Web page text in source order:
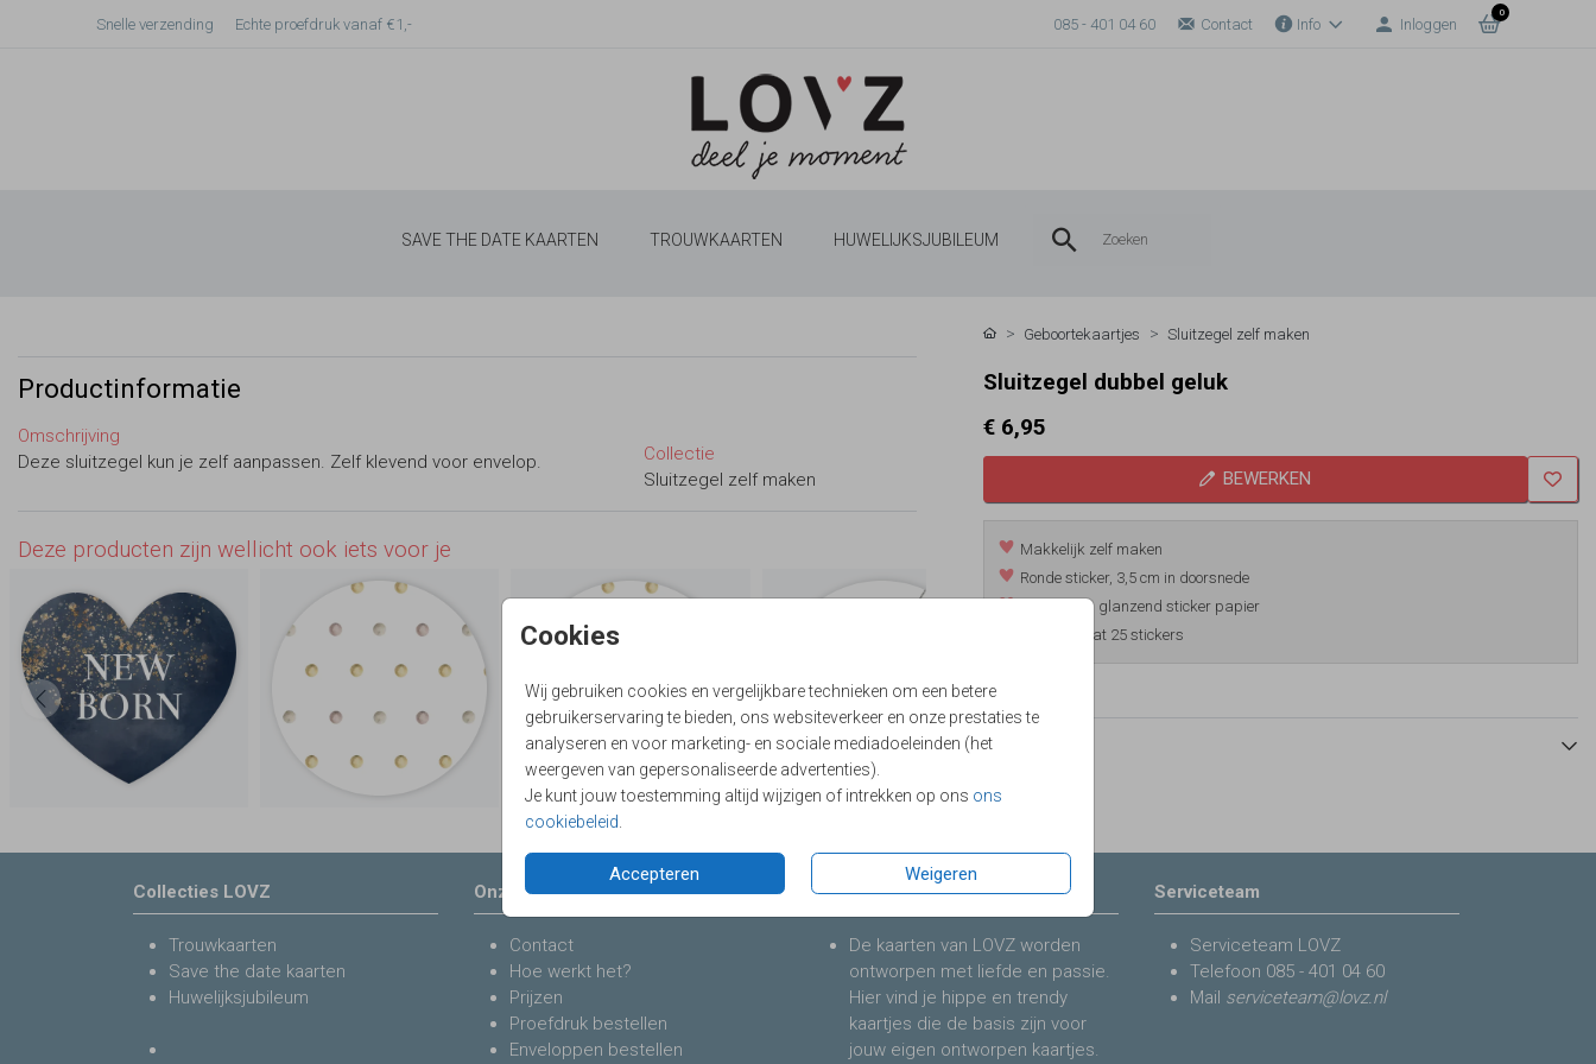
Snelle verzending Echte proefdruk vanaf €1,- 085 - 401 04 60 Contact Info Inloggen
0
SAVE THE DATE KAARTEN TROUWKAARTEN HUWELIJKSJUBILEUM
Cookies
Wij gebruiken cookies en vergelijkbare technieken om een betere
gebruikerservaring te bieden, ons websiteverkeer en onze prestaties te
analyseren en voor marketing- en sociale mediadoeleinden (het
weergeven van gepersonaliseerde advertenties).
Je kunt jouw toestemming altijd wijzigen of intrekken op ons ons
cookiebeleid
Accepteren Weigeren
Productinformatie
Omschrijving
Deze sluitzegel kun je zelf aanpassen. Zelf klevend voor envelop.
Collectie
Sluitzegel zelf maken
Deze producten zijn wellicht ook iets voor je
Geboortekaartjes Sluitzegel zelf maken
Sluitzegel dubbel geluk
€ 6,95
BEWERKEN
Makkelijk zelf maken
Ronde sticker, 3,5 cm in doorsnede
Gedrukt op glanzend sticker papier
Een vel bevat 25 stickers
Prijzen
Collecties LOVZ
Trouwkaarten
Save the date kaarten
Huwelijksjubileum
Onze service & diensten
Contact
Hoe werkt het?
Prijzen
Proefdruk bestellen
Enveloppen bestellen
Over LOVZ
De kaarten van LOVZ worden
ontworpen met liefde en passie.
Hier vind je hippe en trendy
kaartjes die de basis zijn voor
jouw eigen ontworpen kaartjes.
Serviceteam
Serviceteam LOVZ
Telefoon 085 - 401 04 60
Mail serviceteam@lovz.nl